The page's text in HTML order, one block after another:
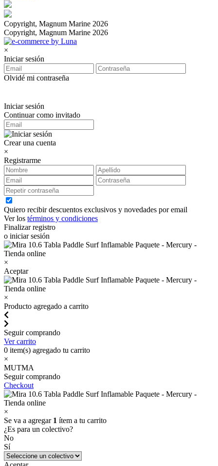
Copyright, Magnum Marine 2026
Copyright, Magnum Marine 2026
×
Iniciar sesión
Olvidé mi contraseña
Iniciar sesión
Continuar como invitado
Crear una cuenta
×
Registrarme
Quiero recibir descuentos exclusivos y novedades por email
Ver los términos y condiciones
Finalizar registro
o iniciar sesión
×
Aceptar
×
Producto agregado a carrito
Seguir comprando
Ver carrito
0 item(s) agregado tu carrito
×
MUTMA
Seguir comprando
Checkout
×
Se va a agregar 1 ítem a tu carrito
¿Es para un colectivo?
No
Sí